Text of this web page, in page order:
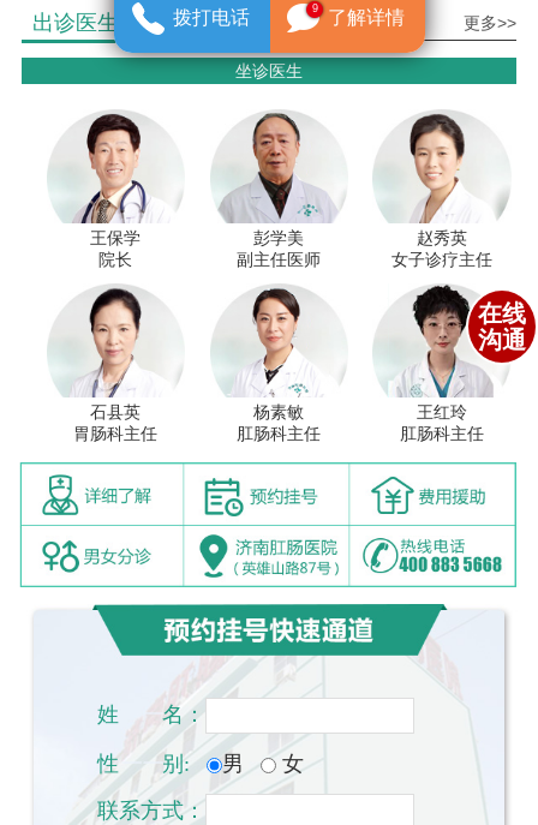
出诊医生介绍 更多>>
坐诊医生
王保学
院长
彭学美
副主任医师
赵秀英
女子诊疗主任
石县英
胃肠科主任
杨素敏
肛肠科主任
王红玲
肛肠科主任
姓 一一 名：
性 一一 别: 男
女
联系方式：
拨打电话 9 了解详情
在线
沟通